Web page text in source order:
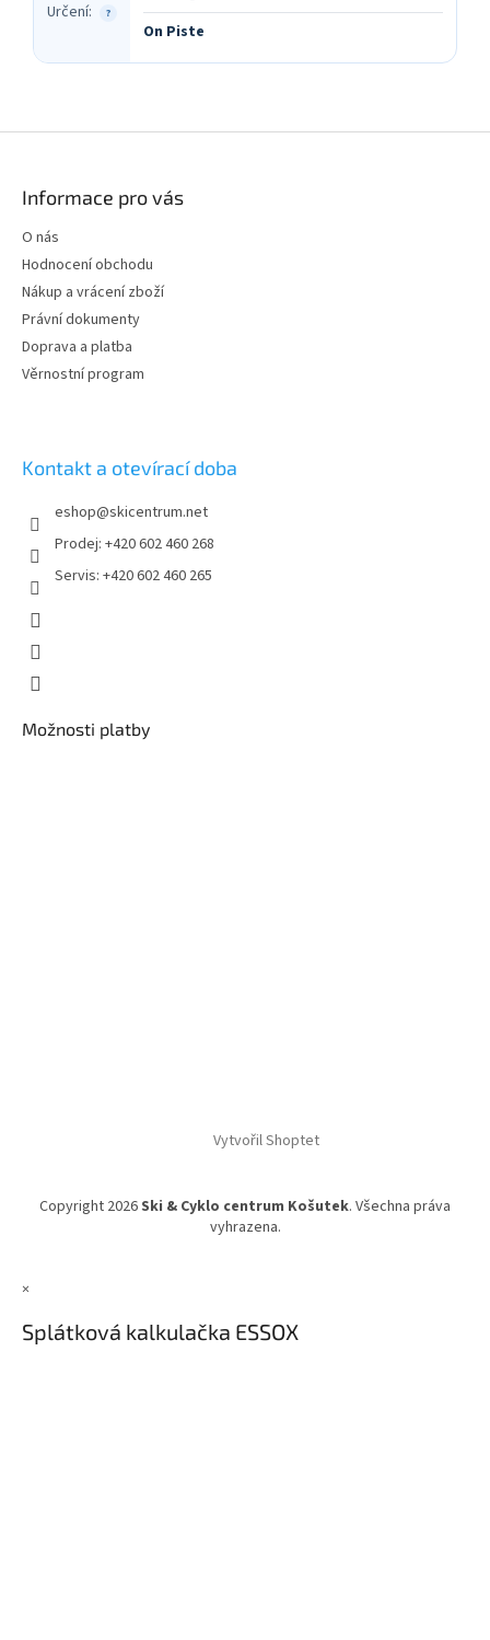
?
Určení:
On Piste
Informace pro vás
O nás
Hodnocení obchodu
Nákup a vrácení zboží
Právní dokumenty
Doprava a platba
Věrnostní program
Kontakt a otevírací doba
eshop@skicentrum.net
Prodej: +420 602 460 268
Servis: +420 602 460 265
Možnosti platby
Vytvořil Shoptet
Copyright 2026Ski & Cyklo centrum Košutek. Všechna práva
vyhrazena.
×
Splátková kalkulačka ESSOX